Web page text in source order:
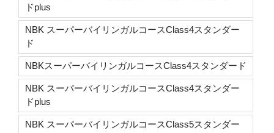
ドplus
NBK スーパーバイリンガルコースClass4スタンダー
ド
NBKスーパーバイリンガルコースClass4スタンダード
NBK スーパーバイリンガルコースClass4スタンダー
ドplus
NBK スーパーバイリンガルコースClass5スタンダー